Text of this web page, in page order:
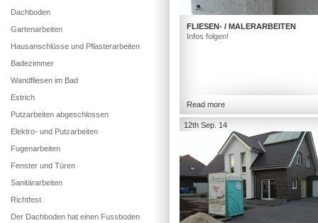
FLIESEN- / MALERARBEITEN
Infos folgen!
Read more
12th Sep. 14
Dachboden
Gartenarbeiten
Hausanschlüsse und Pflasterarbeiten
Badezimmer
Wandfliesen im Bad
Estrich
Putzarbeiten abgeschlossen
Elektro- und Putzarbeiten
Fugenarbeiten
Fenster und Türen
Sanitärarbeiten
Richtfest
Der Dachboden hat einen Fussboden